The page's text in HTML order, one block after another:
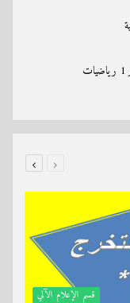
قسم الإعلام الآلي